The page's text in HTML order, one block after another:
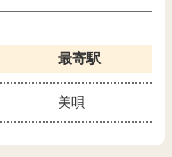
最寄駅
美唄